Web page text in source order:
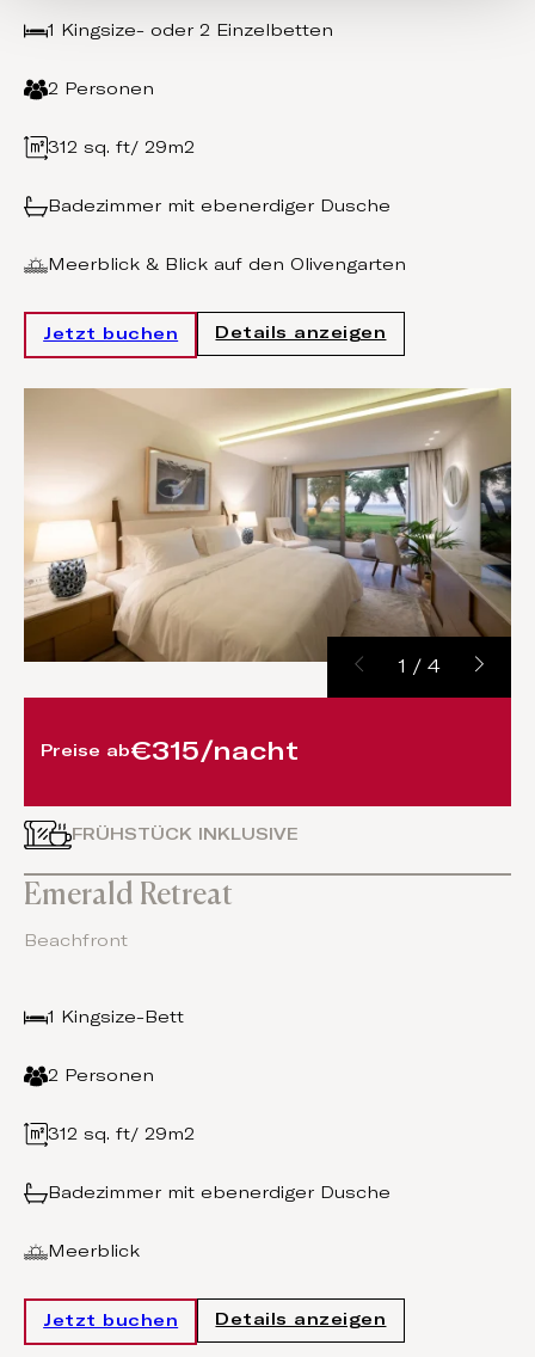
1 Kingsize- oder 2 Einzelbetten
2 Personen
312 sq. ft/ 29m2
Badezimmer mit ebenerdiger Dusche
Meerblick & Blick auf den Olivengarten
Jetzt buchen Details anzeigen
FRÜHSTÜCK INKLUSIVE
Emerald Retreat
Beachfront
1 Kingsize-Bett
2 Personen
312 sq. ft/ 29m2
Badezimmer mit ebenerdiger Dusche
Meerblick
1 / 4
Preise ab€315/nacht
Jetzt buchen Details anzeigen